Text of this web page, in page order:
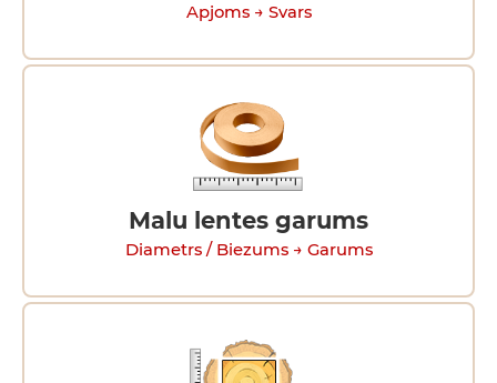
Apjoms → Svars
Malu lentes garums
Diametrs / Biezums → Garums